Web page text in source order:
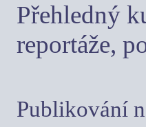
Přehledný
reportáže,
Publikování